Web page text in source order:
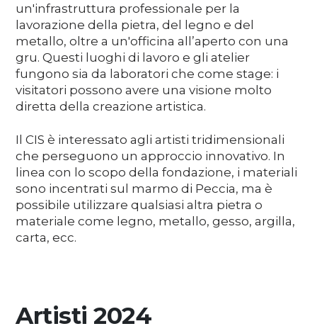
DE EN
un'infrastruttura professionale per la
lavorazione della pietra, del legno e del
metallo, oltre a un'officina all’aperto con una
gru. Questi luoghi di lavoro e gli atelier
fungono sia da laboratori che come stage: i
visitatori possono avere una visione molto
diretta della creazione artistica.
Il CIS è interessato agli artisti tridimensionali
che perseguono un approccio innovativo. In
linea con lo scopo della fondazione, i materiali
sono incentrati sul marmo di Peccia, ma è
possibile utilizzare qualsiasi altra pietra o
materiale come legno, metallo, gesso, argilla,
carta, ecc.
Artisti 2024